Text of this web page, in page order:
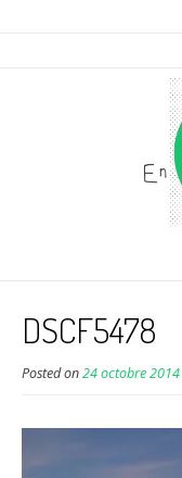
DSCF5478
Posted on24 octobre 2014